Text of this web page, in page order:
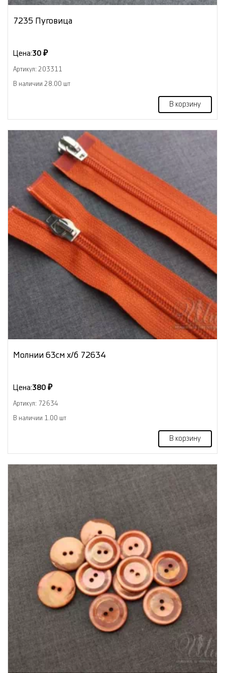
7235 Пуговица
Цена:30 ₽
Артикул: 203311
В наличии 28.00 шт
В корзину
Молнии 63см х/б 72634
Цена:380 ₽
Артикул: 72634
В наличии 1.00 шт
В корзину